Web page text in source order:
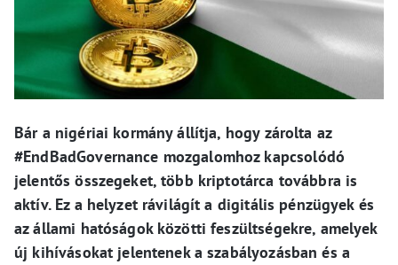
Bár a nigériai kormány állítja, hogy zárolta az
#EndBadGovernance mozgalomhoz kapcsolódó
jelentős összegeket, több kriptotárca továbbra is
aktív. Ez a helyzet rávilágít a digitális pénzügyek és
az állami hatóságok közötti feszültségekre, amelyek
új kihívásokat jelentenek a szabályozásban és a